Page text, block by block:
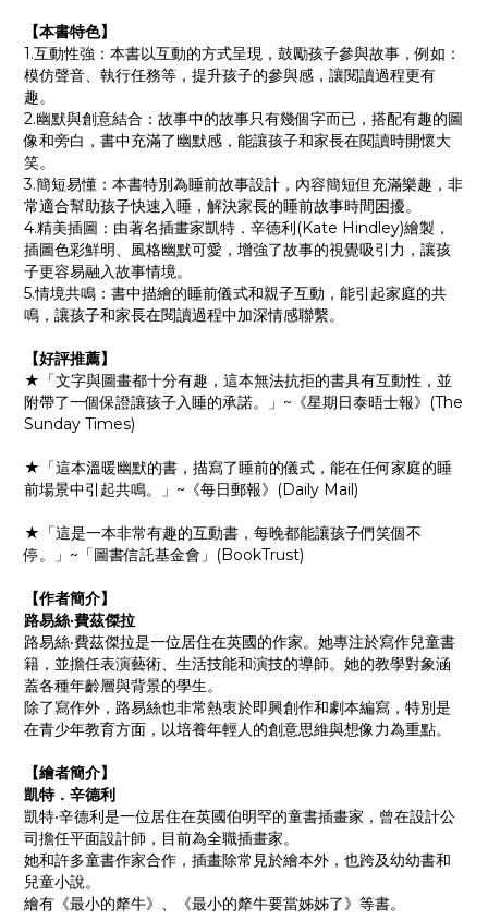
【本書特色】
1.互動性強：本書以互動的方式呈現，鼓勵孩子參與故事，例如：
模仿聲音、執行任務等，提升孩子的參與感，讓閱讀過程更有
趣。
2.幽默與創意結合：故事中的故事只有幾個字而已，搭配有趣的圖
像和旁白，書中充滿了幽默感，能讓孩子和家長在閱讀時開懷大
笑。
3.簡短易懂：本書特別為睡前故事設計，內容簡短但充滿樂趣，非
常適合幫助孩子快速入睡，解決家長的睡前故事時間困擾。
4.精美插圖：由著名插畫家凱特．辛德利(Kate Hindley)繪製，
插圖色彩鮮明、風格幽默可愛，增強了故事的視覺吸引力，讓孩
子更容易融入故事情境。
5.情境共鳴：書中描繪的睡前儀式和親子互動，能引起家庭的共
鳴，讓孩子和家長在閱讀過程中加深情感聯繫。
【好評推薦】
★「文字與圖畫都十分有趣，這本無法抗拒的書具有互動性，並
附帶了一個保證讓孩子入睡的承諾。」~《星期日泰晤士報》(The
Sunday Times)
★「這本溫暖幽默的書，描寫了睡前的儀式，能在任何家庭的睡
前場景中引起共鳴。」~《每日郵報》(Daily Mail)
★「這是一本非常有趣的互動書，每晚都能讓孩子們笑個不
停。」~「圖書信託基金會」(BookTrust)
【作者簡介】
路易絲‧費茲傑拉
路易絲‧費茲傑拉是一位居住在英國的作家。她專注於寫作兒童書
籍，並擔任表演藝術、生活技能和演技的導師。她的教學對象涵
蓋各種年齡層與背景的學生。
除了寫作外，路易絲也非常熱衷於即興創作和劇本編寫，特別是
在青少年教育方面，以培養年輕人的創意思維與想像力為重點。
【繪者簡介】
凱特．辛德利
凱特‧辛德利是一位居住在英國伯明罕的童書插畫家，曾在設計公
司擔任平面設計師，目前為全職插畫家。
她和許多童書作家合作，插畫除常見於繪本外，也跨及幼幼書和
兒童小說。
繪有《最小的犛牛》、《最小的犛牛要當姊姊了》等書。